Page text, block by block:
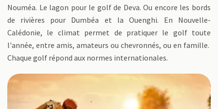
Nouméa. Le lagon pour le golf de Deva. Ou encore les bords
de rivières pour Dumbéa et la Ouenghi. En Nouvelle-
Calédonie, le climat permet de pratiquer le golf toute
l'année, entre amis, amateurs ou chevronnés, ou en famille.
Chaque golf répond aux normes internationales.